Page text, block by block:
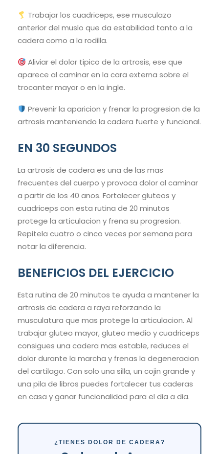
Trabajar los cuadriceps, ese musculazo
anterior del muslo que da estabilidad tanto a la
cadera como a la rodilla.
Aliviar el dolor tipico de la artrosis, ese que
aparece al caminar en la cara externa sobre el
trocanter mayor o en la ingle.
Prevenir la aparicion y frenar la progresion de la
artrosis manteniendo la cadera fuerte y funcional.
EN 30 SEGUNDOS
La artrosis de cadera es una de las mas
frecuentes del cuerpo y provoca dolor al caminar
a partir de los 40 anos. Fortalecer gluteos y
cuadriceps con esta rutina de 20 minutos
protege la articulacion y frena su progresion.
Repitela cuatro o cinco veces por semana para
notar la diferencia.
BENEFICIOS DEL EJERCICIO
Esta rutina de 20 minutos te ayuda a mantener la
artrosis de cadera a raya reforzando la
musculatura que mas protege la articulacion. Al
trabajar gluteo mayor, gluteo medio y cuadriceps
consigues una cadera mas estable, reduces el
dolor durante la marcha y frenas la degeneracion
del cartilago. Con solo una silla, un cojin grande y
una pila de libros puedes fortalecer tus caderas
en casa y ganar funcionalidad para el dia a dia.
¿TIENES DOLOR DE CADERA?